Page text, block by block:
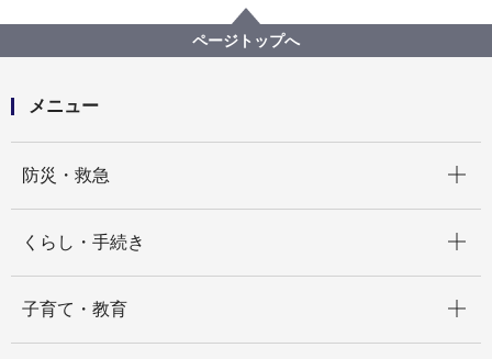
ページトップへ
メニュー
防災・救急
くらし・手続き
子育て・教育